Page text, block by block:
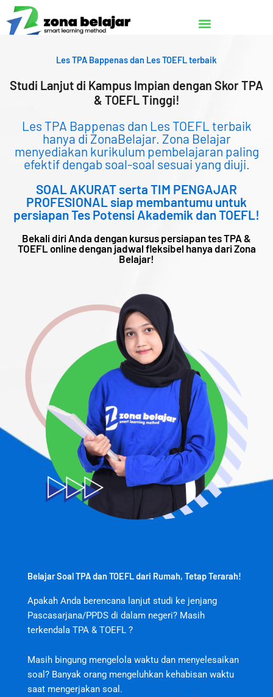
Lewati
ke
konten
Les TPA Bappenas dan Les TOEFL terbaik
Studi Lanjut di Kampus Impian dengan Skor TPA
& TOEFL Tinggi!
Les TPA Bappenas dan Les TOEFL terbaik
hanya di ZonaBelajar. Zona Belajar
menyediakan kurikulum pembelajaran paling
efektif dengab soal-soal sesuai yang diuji.
SOAL AKURAT serta TIM PENGAJAR
PROFESIONAL siap membantumu untuk
persiapan Tes Potensi Akademik dan TOEFL!
Bekali diri Anda dengan kursus persiapan tes TPA &
TOEFL online dengan jadwal fleksibel hanya dari Zona
Belajar!
Belajar Soal TPA dan TOEFL dari Rumah, Tetap Terarah!
Apakah Anda berencana lanjut studi ke jenjang
Pascasarjana/PPDS di dalam negeri? Masih
terkendala TPA & TOEFL ?
Masih bingung mengelola waktu dan menyelesaikan
soal? Banyak orang mengeluhkan kehabisan waktu
saat mengerjakan soal.